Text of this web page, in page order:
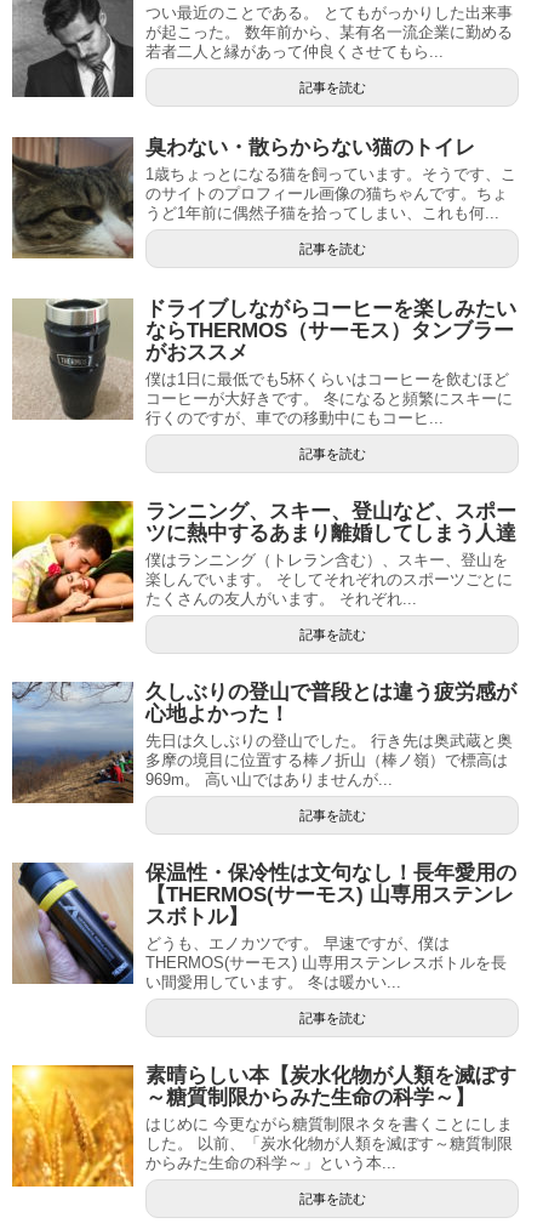
つい最近のことである。 とてもがっかりした出来事
が起こった。 数年前から、某有名一流企業に勤める
若者二人と縁があって仲良くさせてもら...
記事を読む
臭わない・散らからない猫のトイレ
1歳ちょっとになる猫を飼っています。そうです、こ
のサイトのプロフィール画像の猫ちゃんです。ちょ
うど1年前に偶然子猫を拾ってしまい、これも何...
記事を読む
ドライブしながらコーヒーを楽しみたい
ならTHERMOS（サーモス）タンブラー
がおススメ
僕は1日に最低でも5杯くらいはコーヒーを飲むほど
コーヒーが大好きです。 冬になると頻繁にスキーに
行くのですが、車での移動中にもコーヒ...
記事を読む
ランニング、スキー、登山など、スポー
ツに熱中するあまり離婚してしまう人達
僕はランニング（トレラン含む）、スキー、登山を
楽しんでいます。 そしてそれぞれのスポーツごとに
たくさんの友人がいます。 それぞれ...
記事を読む
久しぶりの登山で普段とは違う疲労感が
心地よかった！
先日は久しぶりの登山でした。 行き先は奥武蔵と奥
多摩の境目に位置する棒ノ折山（棒ノ嶺）で標高は
969m。 高い山ではありませんが...
記事を読む
保温性・保冷性は文句なし！長年愛用の
【THERMOS(サーモス) 山専用ステンレ
スボトル】
どうも、エノカツです。 早速ですが、僕は
THERMOS(サーモス) 山専用ステンレスボトルを長
い間愛用しています。 冬は暖かい...
記事を読む
素晴らしい本【炭水化物が人類を滅ぼす
～糖質制限からみた生命の科学～】
はじめに 今更ながら糖質制限ネタを書くことにしま
した。 以前、「炭水化物が人類を滅ぼす～糖質制限
からみた生命の科学～」という本...
記事を読む